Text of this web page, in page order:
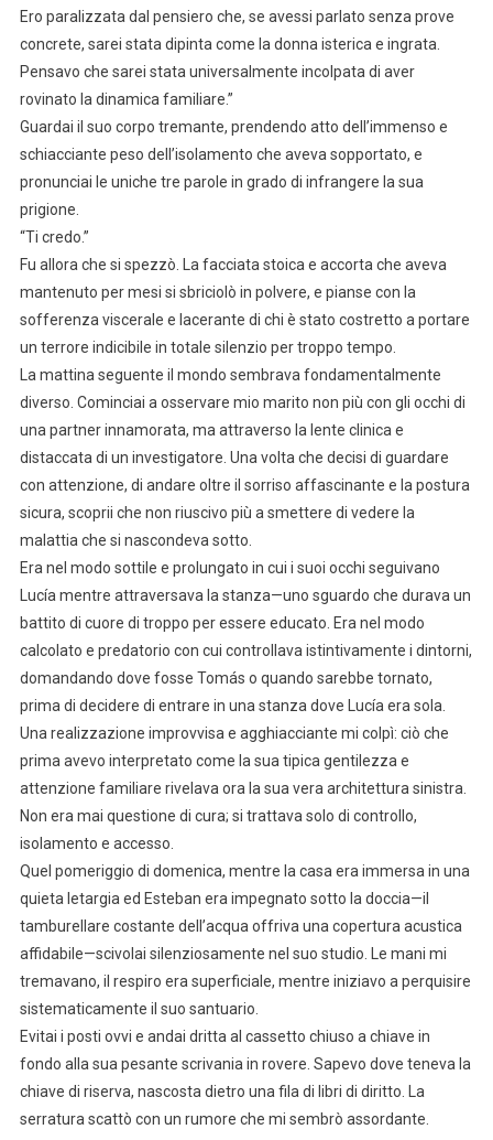
Ero paralizzata dal pensiero che, se avessi parlato senza prove
concrete, sarei stata dipinta come la donna isterica e ingrata.
Pensavo che sarei stata universalmente incolpata di aver
rovinato la dinamica familiare.”
Guardai il suo corpo tremante, prendendo atto dell’immenso e
schiacciante peso dell’isolamento che aveva sopportato, e
pronunciai le uniche tre parole in grado di infrangere la sua
prigione.
“Ti credo.”
Fu allora che si spezzò. La facciata stoica e accorta che aveva
mantenuto per mesi si sbriciolò in polvere, e pianse con la
sofferenza viscerale e lacerante di chi è stato costretto a portare
un terrore indicibile in totale silenzio per troppo tempo.
La mattina seguente il mondo sembrava fondamentalmente
diverso. Cominciai a osservare mio marito non più con gli occhi di
una partner innamorata, ma attraverso la lente clinica e
distaccata di un investigatore. Una volta che decisi di guardare
con attenzione, di andare oltre il sorriso affascinante e la postura
sicura, scoprii che non riuscivo più a smettere di vedere la
malattia che si nascondeva sotto.
Era nel modo sottile e prolungato in cui i suoi occhi seguivano
Lucía mentre attraversava la stanza—uno sguardo che durava un
battito di cuore di troppo per essere educato. Era nel modo
calcolato e predatorio con cui controllava istintivamente i dintorni,
domandando dove fosse Tomás o quando sarebbe tornato,
prima di decidere di entrare in una stanza dove Lucía era sola.
Una realizzazione improvvisa e agghiacciante mi colpì: ciò che
prima avevo interpretato come la sua tipica gentilezza e
attenzione familiare rivelava ora la sua vera architettura sinistra.
Non era mai questione di cura; si trattava solo di controllo,
isolamento e accesso.
Quel pomeriggio di domenica, mentre la casa era immersa in una
quieta letargia ed Esteban era impegnato sotto la doccia—il
tamburellare costante dell’acqua offriva una copertura acustica
affidabile—scivolai silenziosamente nel suo studio. Le mani mi
tremavano, il respiro era superficiale, mentre iniziavo a perquisire
sistematicamente il suo santuario.
Evitai i posti ovvi e andai dritta al cassetto chiuso a chiave in
fondo alla sua pesante scrivania in rovere. Sapevo dove teneva la
chiave di riserva, nascosta dietro una fila di libri di diritto. La
serratura scattò con un rumore che mi sembrò assordante.